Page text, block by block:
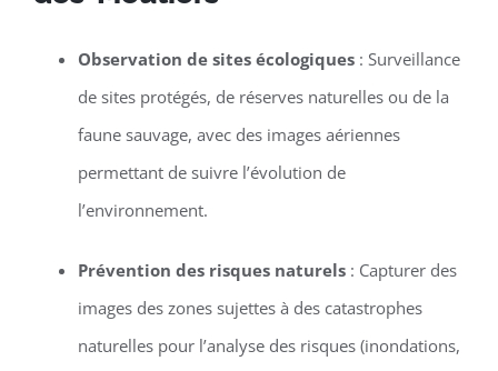
Observation de sites écologiques: Surveillance
de sites protégés, de réserves naturelles ou de la
faune sauvage, avec des images aériennes
permettant de suivre l’évolution de
l’environnement.
Prévention des risques naturels: Capturer des
images des zones sujettes à des catastrophes
naturelles pour l’analyse des risques (inondations,